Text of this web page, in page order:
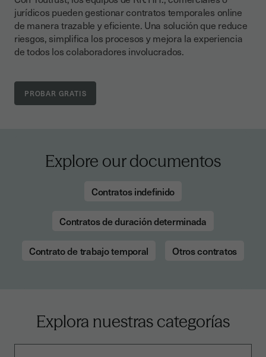
jurídicos pueden gestionar contratos temporales online
de manera trazable y eficiente. Una solución que reduce
riesgos, simplifica los procesos y mejora la experiencia
de todos los colaboradores involucrados.
Explore our documentos
Contratos indefinido
Contratos de duración determinada
Contrato de trabajo temporal Otros contratos
Explora nuestras categorías